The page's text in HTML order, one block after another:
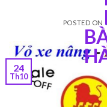
POSTED ON
24
Th10